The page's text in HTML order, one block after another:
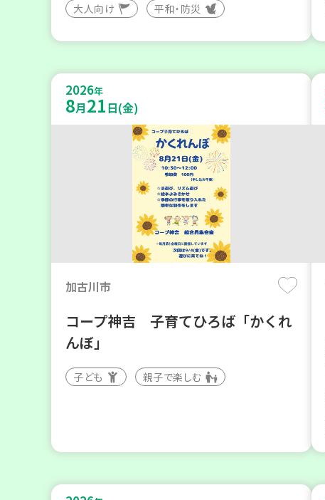
大人向け 平和・防災
2026年
8月21日(金)
加古川市
コープ神吉 子育てひろば「かくれ
んぼ」
子ども 親子で楽しむ